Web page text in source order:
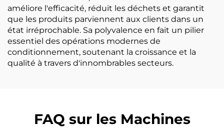
améliore l'efficacité, réduit les déchets et garantit
que les produits parviennent aux clients dans un
état irréprochable. Sa polyvalence en fait un pilier
essentiel des opérations modernes de
conditionnement, soutenant la croissance et la
qualité à travers d'innombrables secteurs.
FAQ sur les Machines